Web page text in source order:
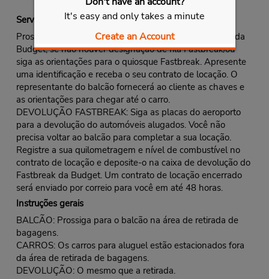
It's easy and only takes a minute
Create an Account
Serviço Fastbreak
Prossiga para a fila do balcão Fastbreak/ou fila normal da
Budget, se não houver designação de fila Fastbreak/ou
siga as orientações para o quiosque Fastbreak. Apresente
uma identificação e receba o seu contrato de locação. O
representante do balcão fornecerá ao cliente as chaves e
as orientações para chegar até o carro.
DEVOLUÇÃO FASTBREAK: Siga as placas do aeroporto
para a devolução do automóveis alugados. Você não
precisa voltar ao balcão para completar a sua locação.
Registre a sua quilometragem e nível de combustível no
contrato de locação e deposite-o na caixa de devolução do
Fastbreak da Budget. Um contrato de locação encerrado
será enviado por correio para você em até 48 horas.
Instruções gerais
BALCÃO: Prossiga para o balcão na área de retirada de
bagagens.
CARROS: Os carros para aluguel estão estacionados fora
da área de retirada de bagagens.
DEVOLUÇÃO: O mesmo que a retirada.